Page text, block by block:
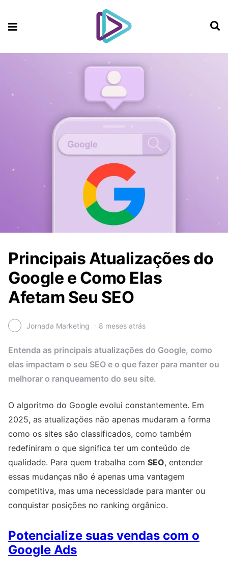
Principais Atualizações do
Google e Como Elas
Afetam Seu SEO
Jornada Marketing 8 meses atrás
Entenda as principais atualizações do Google, como
elas impactam o seu SEO e o que fazer para manter ou
melhorar o ranqueamento do seu site.
O algoritmo do Google evolui constantemente. Em
2025, as atualizações não apenas mudaram a forma
como os sites são classificados, como também
redefiniram o que significa ter um conteúdo de
qualidade. Para quem trabalha com SEO, entender
essas mudanças não é apenas uma vantagem
competitiva, mas uma necessidade para manter ou
conquistar posições no ranking orgânico.
Potencialize suas vendas com o
Google Ads